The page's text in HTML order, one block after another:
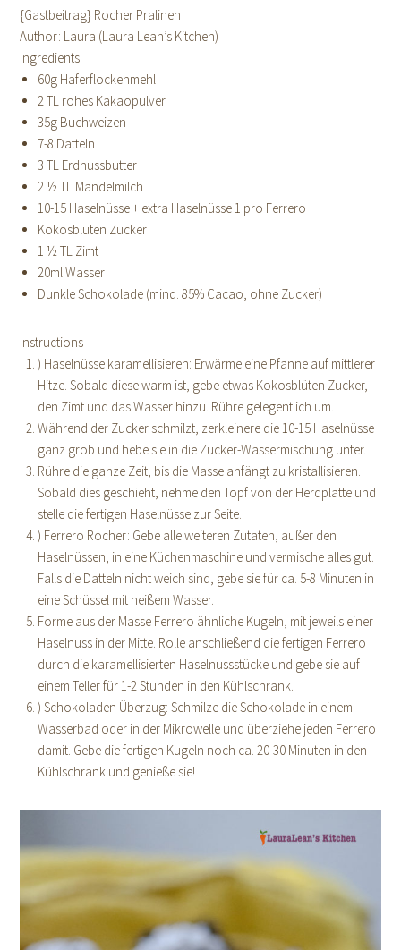
{Gastbeitrag} Rocher Pralinen
Author: Laura (Laura Lean’s Kitchen)
Ingredients
60g Haferflockenmehl
2 TL rohes Kakaopulver
35g Buchweizen
7-8 Datteln
3 TL Erdnussbutter
2 ½ TL Mandelmilch
10-15 Haselnüsse + extra Haselnüsse 1 pro Ferrero
Kokosblüten Zucker
1 ½ TL Zimt
20ml Wasser
Dunkle Schokolade (mind. 85% Cacao, ohne Zucker)
Instructions
) Haselnüsse karamellisieren: Erwärme eine Pfanne auf mittlerer
Hitze. Sobald diese warm ist, gebe etwas Kokosblüten Zucker,
den Zimt und das Wasser hinzu. Rühre gelegentlich um.
Während der Zucker schmilzt, zerkleinere die 10-15 Haselnüsse
ganz grob und hebe sie in die Zucker-Wassermischung unter.
Rühre die ganze Zeit, bis die Masse anfängt zu kristallisieren.
Sobald dies geschieht, nehme den Topf von der Herdplatte und
stelle die fertigen Haselnüsse zur Seite.
) Ferrero Rocher: Gebe alle weiteren Zutaten, außer den
Haselnüssen, in eine Küchenmaschine und vermische alles gut.
Falls die Datteln nicht weich sind, gebe sie für ca. 5-8 Minuten in
eine Schüssel mit heißem Wasser.
Forme aus der Masse Ferrero ähnliche Kugeln, mit jeweils einer
Haselnuss in der Mitte. Rolle anschließend die fertigen Ferrero
durch die karamellisierten Haselnussstücke und gebe sie auf
einem Teller für 1-2 Stunden in den Kühlschrank.
) Schokoladen Überzug: Schmilze die Schokolade in einem
Wasserbad oder in der Mikrowelle und überziehe jeden Ferrero
damit. Gebe die fertigen Kugeln noch ca. 20-30 Minuten in den
Kühlschrank und genieße sie!